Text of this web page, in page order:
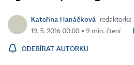
Kateřina Hanáčková
redaktorka
19. 5. 2016 00:00 ▪ 9 min. čtení
ODEBÍRAT AUTORKU